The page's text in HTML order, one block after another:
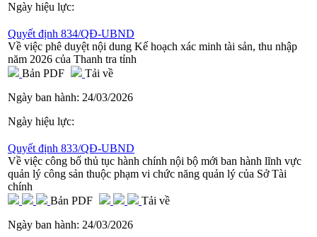
Ngày hiệu lực:
Quyết định 834/QĐ-UBND
Về việc phê duyệt nội dung Kế hoạch xác minh tài sản, thu nhập
năm 2026 của Thanh tra tỉnh
Bản PDF
Tải về
Ngày ban hành: 24/03/2026
Ngày hiệu lực:
Quyết định 833/QĐ-UBND
Về việc công bố thủ tục hành chính nội bộ mới ban hành lĩnh vực
quản lý công sản thuộc phạm vi chức năng quản lý của Sở Tài
chính
Bản PDF
Tải về
Ngày ban hành: 24/03/2026